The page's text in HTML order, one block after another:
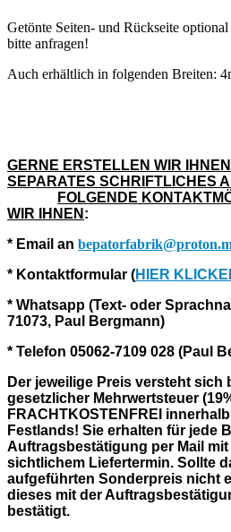
Getönte Seiten- und Rückseite
bitte anfragen!
Auch erhältlich in folgenden Breiten:
GERNE ERSTELLEN WIR
SEPARATES SCHRIFTLICHES
FOLGENDE
WIR IHNEN :
* Email an
* Kontaktformular (HIER
* Whatsapp (Text- oder
71073, Paul Bergmann)
* Telefon 05062-7109 028 (Paul
Der jeweilige Preis versteht sich
gesetzlicher Mehrwertsteuer
FRACHTKOSTENFREI
Festlands! Sie erhalten für jede
Auftragsbestätigung per Mail
sichtlichem Liefertermin. Sollte
aufgeführten Sonderpreis nicht
dieses mit der
bestätigt.